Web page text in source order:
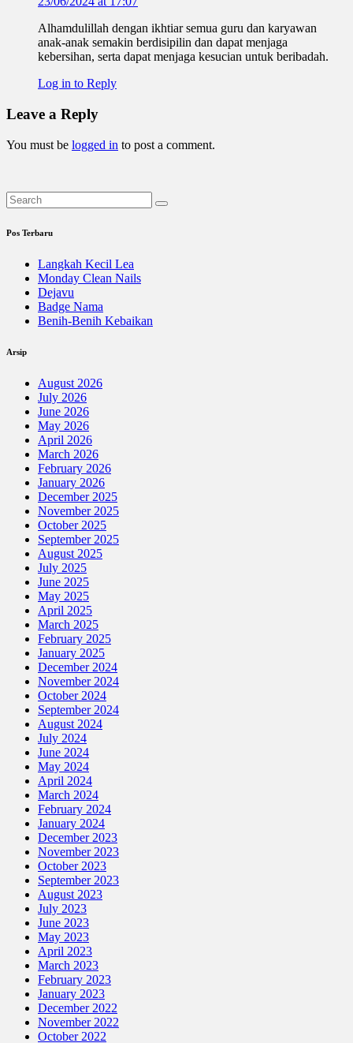
Alhamdulillah dengan ikhtiar semua guru dan karyawan
anak-anak semakin berdisipilin dan dapat menjaga
kebersihan, serta dapat menjaga kesucian untuk beribadah.
Log in to Reply
Leave a Reply
You must be logged in to post a comment.
Pos Terbaru
Langkah Kecil Lea
Monday Clean Nails
Dejavu
Badge Nama
Benih-Benih Kebaikan
Arsip
August 2026
July 2026
June 2026
May 2026
April 2026
March 2026
February 2026
January 2026
December 2025
November 2025
October 2025
September 2025
August 2025
July 2025
June 2025
May 2025
April 2025
March 2025
February 2025
January 2025
December 2024
November 2024
October 2024
September 2024
August 2024
July 2024
June 2024
May 2024
April 2024
March 2024
February 2024
January 2024
December 2023
November 2023
October 2023
September 2023
August 2023
July 2023
June 2023
May 2023
April 2023
March 2023
February 2023
January 2023
December 2022
November 2022
October 2022